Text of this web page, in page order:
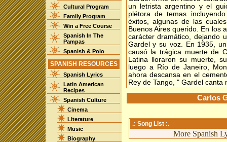
Cultural Program
Family Program
Win a Free Course
Spanish In The
Pampas
Spanish & Polo
SPANISH RESOURCES
Spanish Lyrics
Latin American
Recipes
Spanish Culture
Cinema
Literature
Music
Biography
un letrista argentino y el
plétora de temas
éxitos, algunas de las
Buenos Aires querido. En los
carácter dramático, dejando
Gardel y su voz. En 1935,
causó la trágica muerte de
Latina lloraron su muerte,
luego a Río de Janeiro,
ahora descansa en el
Rey de Tango, " Gardel canta
Carlos
.: Song List :.
More Spanish